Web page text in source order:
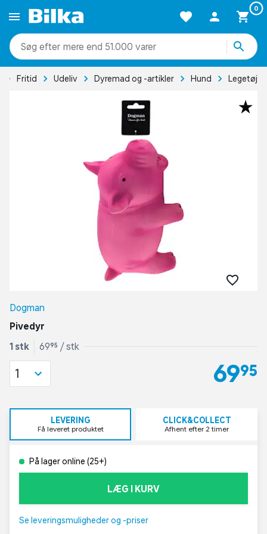
0
mere end 51.000 varer
Fritid Udeliv Dyremad og -artikler Hund Legetøj
Dogman
Pivedyr
1 stk
69,95 / stk
69,95
1
LEVERING
Få leveret produktet
CLICK&COLLECT
Afhent efter 2 timer
På lager online (25+)
LÆG I KURV
Se leveringsmuligheder og -priser